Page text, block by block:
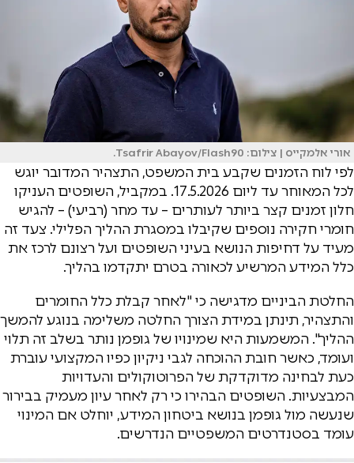
אורי אלמקייס | צילום: Tsafrir Abayov/Flash90.
לפי לוח הזמנים שקבע בית המשפט, התצהיר המדובר יוגש
לכל המאוחר עד ליום 17.5.2026. במקביל, השופטים העניקו
חלון זמנים קצר ביותר לעותרים – עד מחר (רביעי) – להגיש
חומרי חקירה נוספים שקיבלו במסגרת ההליך הפלילי. צעד זה
מעיד על דחיפות הנושא בעיני השופטים ועל רצונם לרכז את
כלל המידע המרשיע לכאורה בטרם יתקדמו בהליך.
החלטת הביניים מדגישה כי "לאחר קבלת כלל החומרים
והתצהיר, תינתן במידת הצורך החלטה משלימה בנוגע להמשך
ההליך". המשמעות היא שמינויו של גופמן נותר בשלב זה תלוי
ועומד, כאשר חובת ההוכחה לגבי ניקיון כפיו המקצועי עוברת
כעת לבחינה מדוקדקת של הפרוטוקולים והעדויות
המבצעיות. השופטים הבהירו כי רק לאחר עיון מעמיק בבירור
שנעשה מול גופמן בנושא ביטחון המידע, יוחלט אם המינוי
עומד בסטנדרטים המשפטיים הנדרשים.